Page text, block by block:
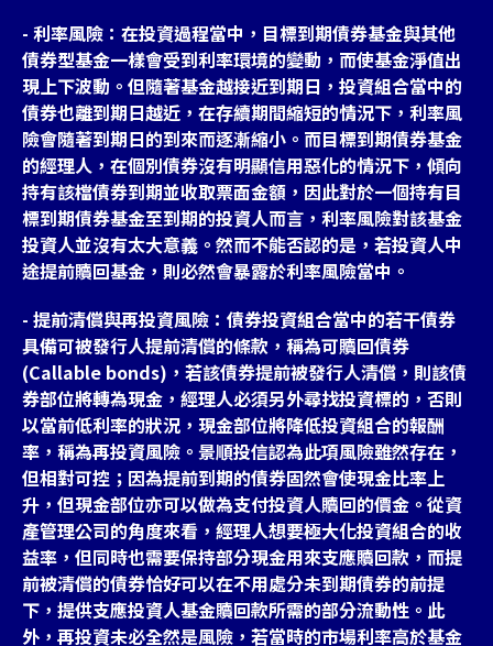
- 利率風險：在投資過程當中，目標到期債券基金與其他
債券型基金一樣會受到利率環境的變動，而使基金淨值出
現上下波動。但隨著基金越接近到期日，投資組合當中的
債券也離到期日越近，在存續期間縮短的情況下，利率風
險會隨著到期日的到來而逐漸縮小。而目標到期債券基金
的經理人，在個別債券沒有明顯信用惡化的情況下，傾向
持有該檔債券到期並收取票面金額，因此對於一個持有目
標到期債券基金至到期的投資人而言，利率風險對該基金
投資人並沒有太大意義。然而不能否認的是，若投資人中
途提前贖回基金，則必然會暴露於利率風險當中。
- 提前清償與再投資風險：債券投資組合當中的若干債券
具備可被發行人提前清償的條款，稱為可贖回債券
(Callable bonds)，若該債券提前被發行人清償，則該債
券部位將轉為現金，經理人必須另外尋找投資標的，否則
以當前低利率的狀況，現金部位將降低投資組合的報酬
率，稱為再投資風險。景順投信認為此項風險雖然存在，
但相對可控；因為提前到期的債券固然會使現金比率上
升，但現金部位亦可以做為支付投資人贖回的價金。從資
產管理公司的角度來看，經理人想要極大化投資組合的收
益率，但同時也需要保持部分現金用來支應贖回款，而提
前被清償的債券恰好可以在不用處分未到期債券的前提
下，提供支應投資人基金贖回款所需的部分流動性。此
外，再投資未必全然是風險，若當時的市場利率高於基金